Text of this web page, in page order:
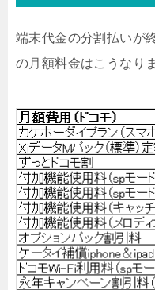
端末代金の分割払いが
の月額料金はこうなり